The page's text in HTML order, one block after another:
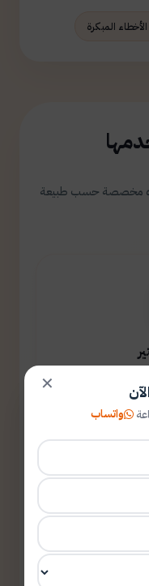
المبكرة
مخصصة حسب طبيعة
✕
واتساب